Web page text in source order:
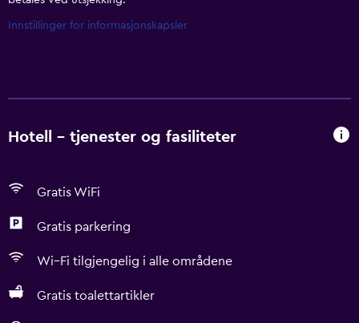
Innstillinger for informasjonskapsler
Hotell – tjenester og fasiliteter
Gratis WiFi
Gratis parkering
Wi–Fi tilgjengelig i alle områdene
Gratis toalettartikler